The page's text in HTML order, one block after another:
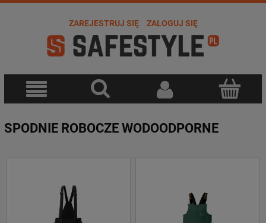
ZAREJESTRUJ SIĘ ZALOGUJ SIĘ
SPODNIE ROBOCZE WODOODPORNE